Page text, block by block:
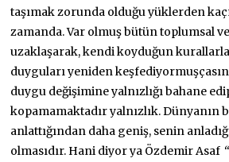
taşımak zorunda olduğu yüklerden
zamanda. Var olmuş bütün toplumsal
uzaklaşarak, kendi koyduğun
duyguları yeniden
duygu değişimine yalnızlığı bahane
kopamamaktadır yalnızlık. Dünyanın
anlattığından daha geniş, senin
olmasıdır. Hani diyor ya Özdemir Asaf “